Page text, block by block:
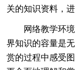
关的知识资料，
网络教学环境
界知识的容量是
赏的过程中感受